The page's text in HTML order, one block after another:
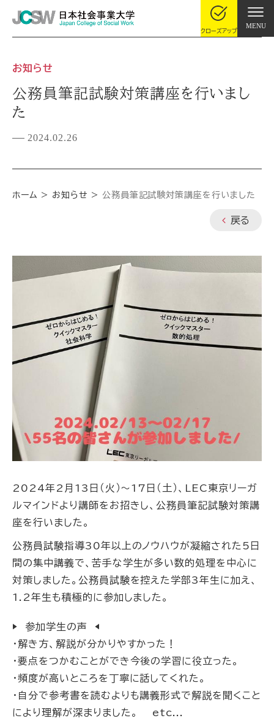
クローズアップ
MENU
お知らせ
公務員筆記試験対策講座を行いまし
た
2024.02.26
ホーム お知らせ 公務員筆記試験対策講座を行いました
戻る
2024年2月13日（火）～17日（土）、LEC東京リーガ
ルマインドより講師をお招きし、公務員筆記試験対策講
座を行いました。
公務員試験指導30年以上のノウハウが凝縮された5日
間の集中講義で、苦手な学生が多い数的処理を中心に
対策しました。公務員試験を控えた学部3年生に加え、
1. 2年生も積極的に参加しました。
▶ 参加学生の声 ◀
・解き方、解説が分かりやすかった！
・要点をつかむことができ今後の学習に役立った。
・頻度が高いところを丁寧に話してくれた。
・自分で参考書を読むよりも講義形式で解説を聞くこと
により理解が深まりました。 etc...